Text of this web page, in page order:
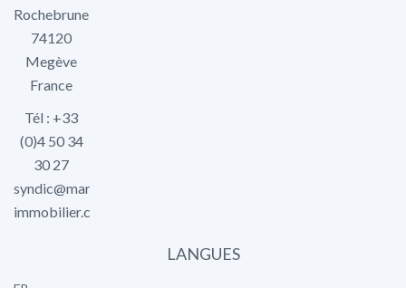
Rochebrune
74120
Megève
France
Tél : +33
(0)4 50 34
30 27
syndic@marlier-
immobilier.com
LANGUES